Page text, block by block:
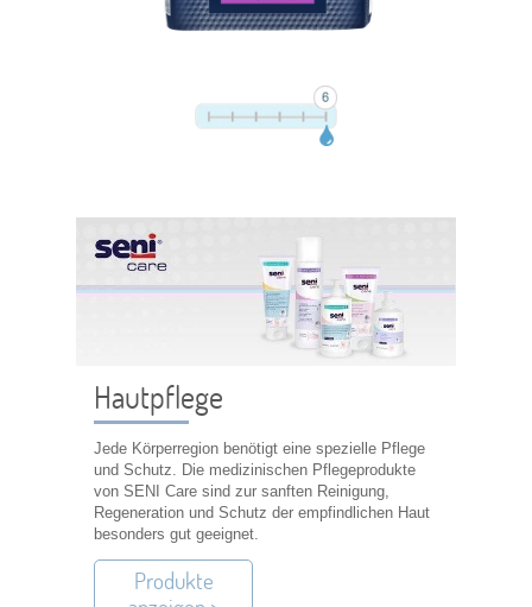
Hautpflege
Jede Körperregion benötigt eine spezielle Pflege
und Schutz. Die medizinischen Pflegeprodukte
von SENI Care sind zur sanften Reinigung,
Regeneration und Schutz der empfindlichen Haut
besonders gut geeignet.
Produkte